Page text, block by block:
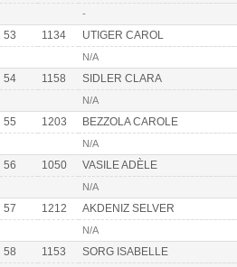
-
53 1134 UTIGER CAROL
N/A
54 1158 SIDLER CLARA
N/A
55 1203 BEZZOLA CAROLE
N/A
56 1050 VASILE ADÈLE
N/A
57 1212 AKDENIZ SELVER
N/A
58 1153 SORG ISABELLE